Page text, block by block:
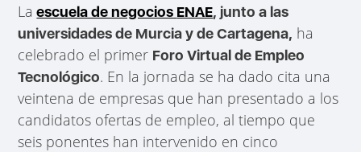
La escuela de negocios ENAE, junto a las
universidades de Murcia y de Cartagena, ha
celebrado el primer Foro Virtual de Empleo
Tecnológico. En la jornada se ha dado cita una
veintena de empresas que han presentado a los
candidatos ofertas de empleo, al tiempo que
seis ponentes han intervenido en cinco